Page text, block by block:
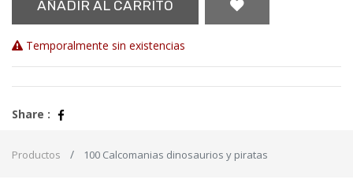
AÑADIR AL CARRITO
Temporalmente sin existencias
Share :
Productos 100 Calcomanias dinosaurios y piratas